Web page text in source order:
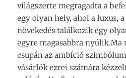
világszerte megragadta a
egy olyan hely, ahol a luxus, a
növekedés találkozik egy
egyre magasabbra nyúlik.Ma
csupán az ambíció
vásárlók ezrei számára